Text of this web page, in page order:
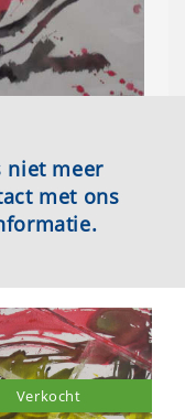
niet meer
met ons
Verkocht